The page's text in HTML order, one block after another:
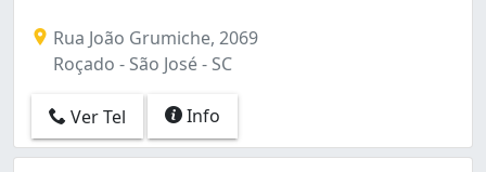
Rua João Grumiche, 2069
Roçado - São José - SC
Ver Tel Info